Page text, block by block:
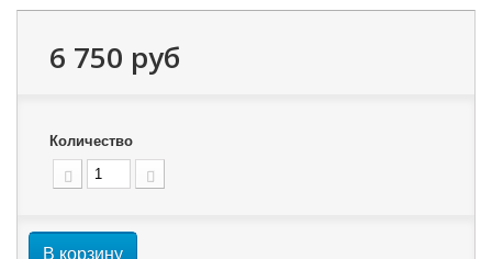
6 750 руб
Количество
В корзину